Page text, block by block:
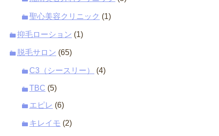
聖心美容クリニック (1)
抑毛ローション (1)
脱毛サロン (65)
C3（シースリー） (4)
TBC (5)
エピレ (6)
キレイモ (2)